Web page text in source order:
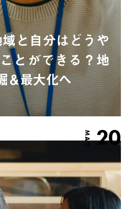
と自分はどうや
とができる？地
＆最大化へ
MAY. 20